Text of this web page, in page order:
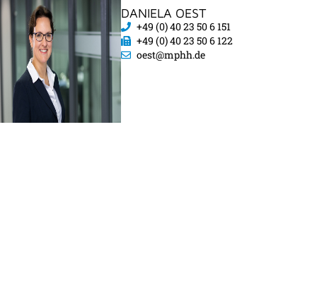
DANIELA OEST
+49 (0) 40 23 50 6 151
+49 (0) 40 23 50 6 122
oest@mphh.de